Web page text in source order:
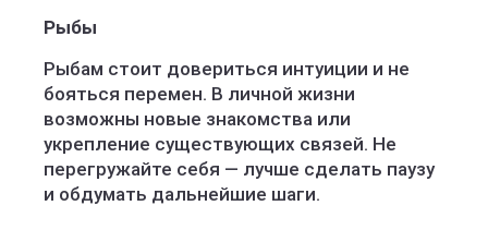
Рыбы
Рыбам стоит довериться интуиции и не
бояться перемен. В личной жизни
возможны новые знакомства или
укрепление существующих связей. Не
перегружайте себя — лучше сделать паузу
и обдумать дальнейшие шаги.